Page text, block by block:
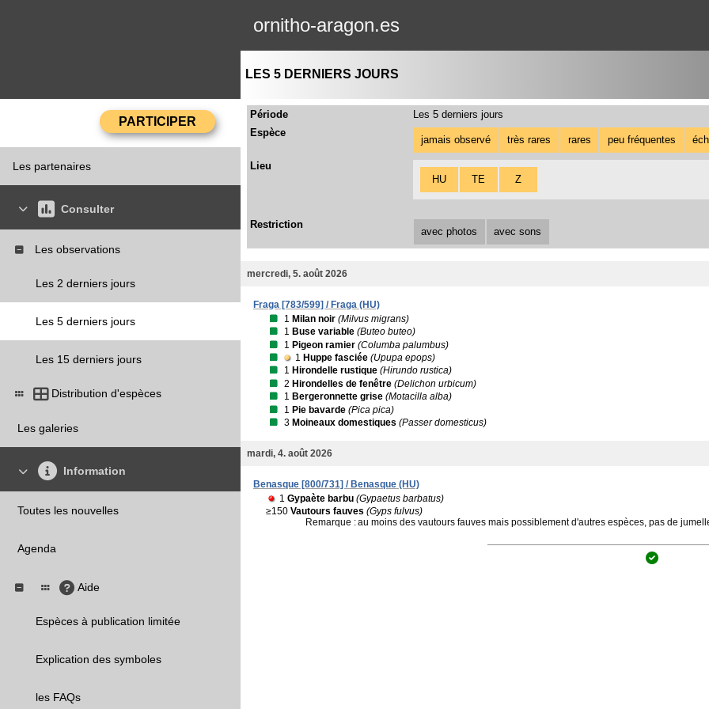
ornitho-aragon.es
Les partenaires
Consulter
Les observations
Les 2 derniers jours
Les 5 derniers jours
Les 15 derniers jours
Distribution d'espèces
Les galeries
Information
Toutes les nouvelles
Agenda
Aide
Espèces à publication limitée
Explication des symboles
les FAQs
LES 5 DERNIERS JOURS
Période
Les 5 derniers jours
Espèce
jamais observé très rares rares peu fréquentes
Lieu
HU
TE Z
Restriction
avec photos avec sons
mercredi, 5. août 2026
Fraga [783/599] / Fraga (HU)
1 Milan noir (Milvus migrans)
1 Buse variable (Buteo buteo)
1 Pigeon ramier (Columba palumbus)
1 Huppe fasciée (Upupa epops)
1 Hirondelle rustique (Hirundo rustica)
2 Hirondelles de fenêtre (Delichon urbicum)
1 Bergeronnette grise (Motacilla alba)
1 Pie bavarde (Pica pica)
3 Moineaux domestiques (Passer domesticus)
mardi, 4. août 2026
Benasque [800/731] / Benasque (HU)
1 Gypaète barbu (Gypaetus barbatus)
≥150 Vautours fauves (Gyps fulvus)
Remarque :au moins des vautours fauves mais possiblement d'autres espèces, pas de